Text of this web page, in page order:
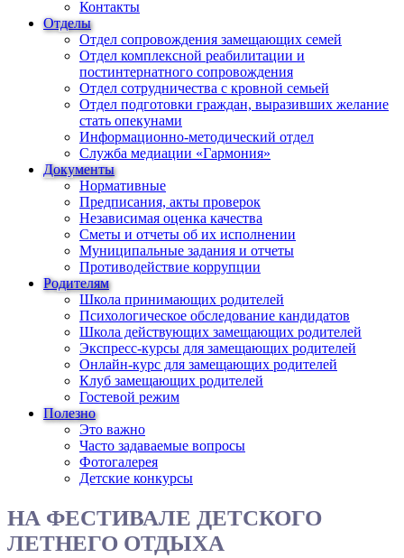
Контакты
Отделы
Отдел сопровождения замещающих семей
Отдел комплексной реабилитации и
постинтернатного сопровождения
Отдел сотрудничества с кровной семьей
Отдел подготовки граждан, выразивших желание
стать опекунами
Информационно-методический отдел
Служба медиации «Гармония»
Документы
Нормативные
Предписания, акты проверок
Независимая оценка качества
Сметы и отчеты об их исполнении
Муниципальные задания и отчеты
Противодействие коррупции
Родителям
Школа принимающих родителей
Психологическое обследование кандидатов
Школа действующих замещающих родителей
Экспресс-курсы для замещающих родителей
Онлайн-курс для замещающих родителей
Клуб замещающих родителей
Гостевой режим
Полезно
Это важно
Часто задаваемые вопросы
Фотогалерея
Детские конкурсы
НА ФЕСТИВАЛЕ ДЕТСКОГО
ЛЕТНЕГО ОТДЫХА